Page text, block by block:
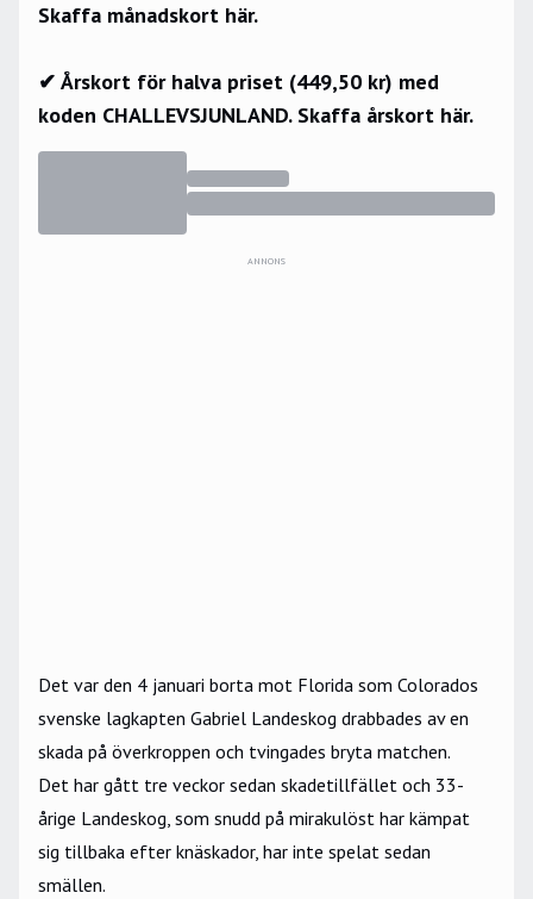
Skaffa månadskort här.
✔ Årskort för halva priset (449,50 kr) med
koden CHALLEVSJUNLAND. Skaffa årskort här.
ANNONS
Det var den 4 januari borta mot Florida som Colorados
svenske lagkapten Gabriel Landeskog drabbades av en
skada på överkroppen och tvingades bryta matchen.
Det har gått tre veckor sedan skadetillfället och 33-
årige Landeskog, som snudd på mirakulöst har kämpat
sig tillbaka efter knäskador, har inte spelat sedan
smällen.